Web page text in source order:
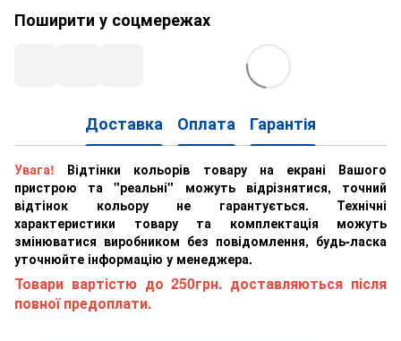
Поширити у соцмережах
Доставка Оплата Гарантія
Увага! Відтінки кольорів товару на екрані Вашого
пристрою та "реальні" можуть відрізнятися, точний
відтінок кольору не гарантується. Технічні
характеристики товару та комплектація можуть
змінюватися виробником без повідомлення, будь-ласка
уточнюйте інформацію у менеджера.
Товари вартістю до 250грн. доставляються після
повної предоплати.